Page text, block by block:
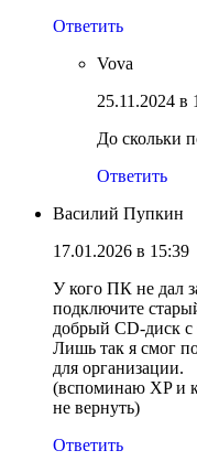
Ответить
Vova
25.11.2024 в
До скольки
Ответить
Василий Пупкин
17.01.2026 в 15:39
У кого ПК не дал
подключите
добрый CD-диск
Лишь так я смог
для организации.
(вспоминаю XP и
не вернуть)
Ответить